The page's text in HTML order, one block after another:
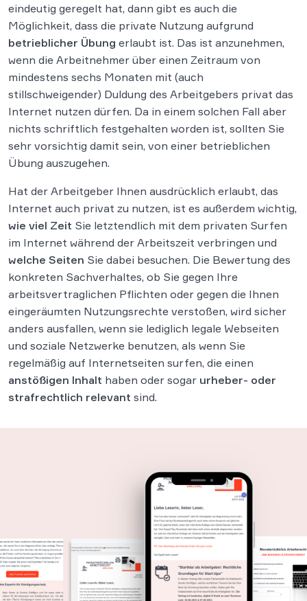
eindeutig geregelt hat, dann gibt es auch die
Möglichkeit, dass die private Nutzung aufgrund
betrieblicher Übung erlaubt ist. Das ist anzunehmen,
wenn die Arbeitnehmer über einen Zeitraum von
mindestens sechs Monaten mit (auch
stillschweigender) Duldung des Arbeitgebers privat das
Internet nutzen dürfen. Da in einem solchen Fall aber
nichts schriftlich festgehalten worden ist, sollten Sie
sehr vorsichtig damit sein, von einer betrieblichen
Übung auszugehen.
Hat der Arbeitgeber Ihnen ausdrücklich erlaubt, das
Internet auch privat zu nutzen, ist es außerdem wichtig,
wie viel Zeit Sie letztendlich mit dem privaten Surfen
im Internet während der Arbeitszeit verbringen und
welche Seiten Sie dabei besuchen. Die Bewertung des
konkreten Sachverhaltes, ob Sie gegen Ihre
arbeitsvertraglichen Pflichten oder gegen die Ihnen
eingeräumten Nutzungsrechte verstoßen, wird sicher
anders ausfallen, wenn sie lediglich legale Webseiten
und soziale Netzwerke benutzen, als wenn Sie
regelmäßig auf Internetseiten surfen, die einen
anstößigen Inhalt haben oder sogar urheber- oder
strafrechtlich relevant sind.